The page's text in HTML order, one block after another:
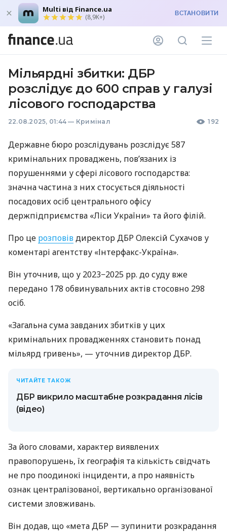
Multi від Finance.ua
(8,9K+) ВСТАНОВИТИ
Мільярдні збитки: ДБР
розслідує до 600 справ у галузі
лісового господарства
22.08.2025, 01:44 — Кримінал 192
Державне бюро розслідувань розслідує 587
кримінальних проваджень, пов’язаних із
порушеннями у сфері лісового господарства:
значна частина з них стосується діяльності
посадових осіб центрального офісу
держпідприємства «Ліси України» та його філій.
Про це розповівдиректор ДБР Олексій Сухачов у
коментарі агентству «Інтерфакс-Україна».
Він уточнив, що у 2023−2025 рр. до суду вже
передано 178 обвинувальних актів стосовно 298
осіб.
«Загальна сума завданих збитків у цих
кримінальних провадженнях становить понад
мільярд гривень», — уточнив директор ДБР.
ЧИТАЙТЕ ТАКОЖ
ДБР викрило масштабне розкрадання лісів
(відео)
За його словами, характер виявлених
правопорушень, їх географія та кількість свідчать
не про поодинокі інциденти, а про наявність
ознак централізованої, вертикально організованої
системи зловживань.
Він додав, що «мета ДБР — зупинити розкрадання